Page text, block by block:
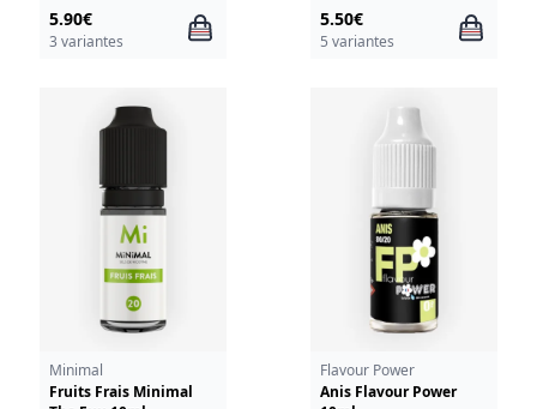
5.90€
3 variantes
5.50€
5 variantes
Minimal
Fruits Frais Minimal
Flavour Power
Anis Flavour Power